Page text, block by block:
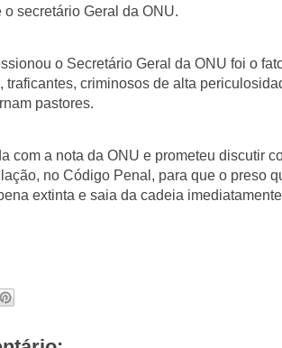
secretário Geral da ONU.
o Secretário Geral da ONU foi o
traficantes, criminosos de alta
pastores.
com a nota da ONU e prometeu discutir
no Código Penal, para que o preso
extinta e saia da cadeia